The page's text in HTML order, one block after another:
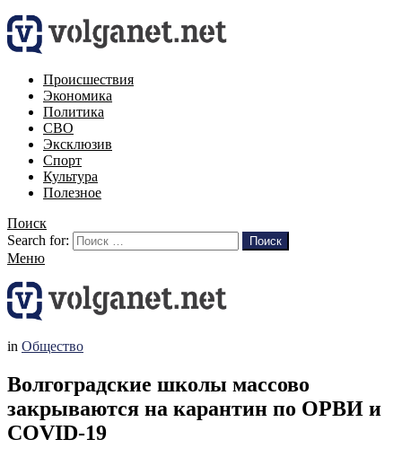
Происшествия
Экономика
Политика
СВО
Эксклюзив
Спорт
Культура
Полезное
Поиск
Search for:
Поиск
Меню
in Общество
Волгоградские школы массово
закрываются на карантин по ОРВИ и
COVID-19